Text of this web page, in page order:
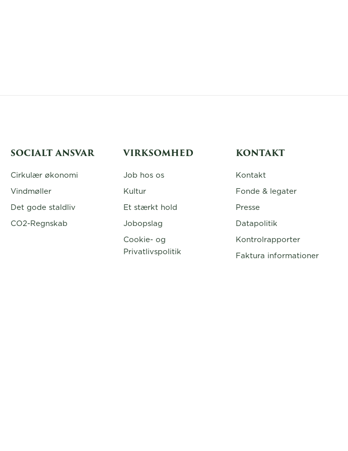
SOCIALT ANSVAR
Cirkulær økonomi
Vindmøller
Det gode staldliv
CO2-Regnskab
VIRKSOMHED
Job hos os
Kultur
Et stærkt hold
Jobopslag
Cookie- og
Privatlivspolitik
KONTAKT
Kontakt
Fonde & legater
Presse
Datapolitik
Kontrolrapporter
Faktura informationer